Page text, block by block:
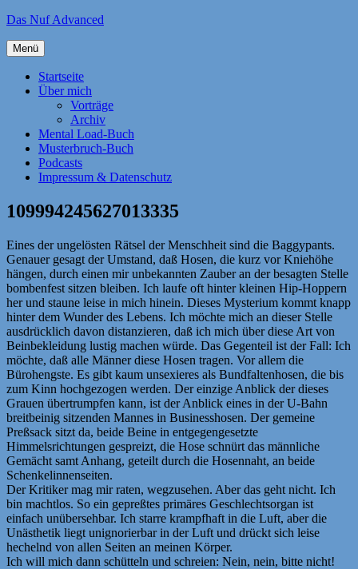
Zum
springen
Das Nuf Advanced
Menü
Startseite
Über mich
Vorträge
Archiv
Mental Load-Buch
Musterbruch-Buch
Podcasts
Impressum & Datenschutz
109994245627013335
Eines der ungelösten Rätsel der Menschheit sind die Baggypants.
Genauer gesagt der Umstand, daß Hosen, die kurz vor Kniehöhe
hängen, durch einen mir unbekannten Zauber an der besagten Stelle
bombenfest sitzen bleiben. Ich laufe oft hinter kleinen Hip-Hoppern
her und staune leise in mich hinein. Dieses Mysterium kommt knapp
hinter dem Wunder des Lebens. Ich möchte mich an dieser Stelle
ausdrücklich davon distanzieren, daß ich mich über diese Art von
Beinbekleidung lustig machen würde. Das Gegenteil ist der Fall: Ich
möchte, daß alle Männer diese Hosen tragen. Vor allem die
Bürohengste. Es gibt kaum unsexieres als Bundfaltenhosen, die bis
zum Kinn hochgezogen werden. Der einzige Anblick der dieses
Grauen übertrumpfen kann, ist der Anblick eines in der U-Bahn
breitbeinig sitzenden Mannes in Businesshosen. Der gemeine
Preßsack sitzt da, beide Beine in entgegengesetzte
Himmelsrichtungen gespreizt, die Hose schnürt das männliche
Gemächt samt Anhang, geteilt durch die Hosennaht, an beide
Schenkelinnenseiten.
Der Kritiker mag mir raten, wegzusehen. Aber das geht nicht. Ich
bin machtlos. So ein gepreßtes primäres Geschlechtsorgan ist
einfach unübersehbar. Ich starre krampfhaft in die Luft, aber die
Unästhetik liegt unignorierbar in der Luft und drückt sich leise
hechelnd von allen Seiten an meinen Körper.
Ich will mich dann schütteln und schreien: Nein, nein, bitte nicht!